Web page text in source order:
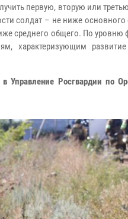
первую, вторую или
солдат – не ниже
среднего общего. По уровню
характеризующим
Росгвардии по